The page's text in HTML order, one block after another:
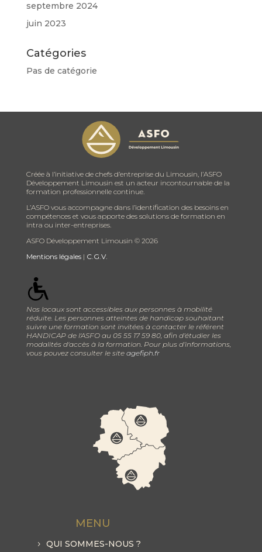
septembre 2024
juin 2023
Catégories
Pas de catégorie
Créée à l’initiative de chefs d’entreprise du Limousin, l’ASFO
Développement Limousin est un acteur incontournable de la
formation professionnelle continue.
L’ASFO vous accompagne dans l’identification des besoins en
compétences et vous apporte des solutions de formation en
intra ou inter-entreprises.
ASFO Développement Limousin © 2026
Mentions légales| C.G.V.
Nos locaux sont accessibles aux personnes à mobilité
réduite. Les personnes atteintes de handicap souhaitant
suivre une formation sont invitées à contacter le référent
HANDICAP de l'ASFO au 05 55 17 59 80, afin d’étudier les
modalités d'accès à la formation. Pour plus d’informations,
vous pouvez consulter le site agefiph.fr
MENU
QUI SOMMES-NOUS ?